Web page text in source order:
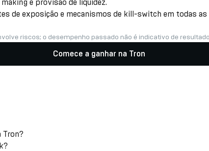
e provisão de liquidez.
de exposição e mecanismos de kill-switch em todas
riscos; o desempenho passado não é indicativo de
Comece a ganhar na Tron
Tron?